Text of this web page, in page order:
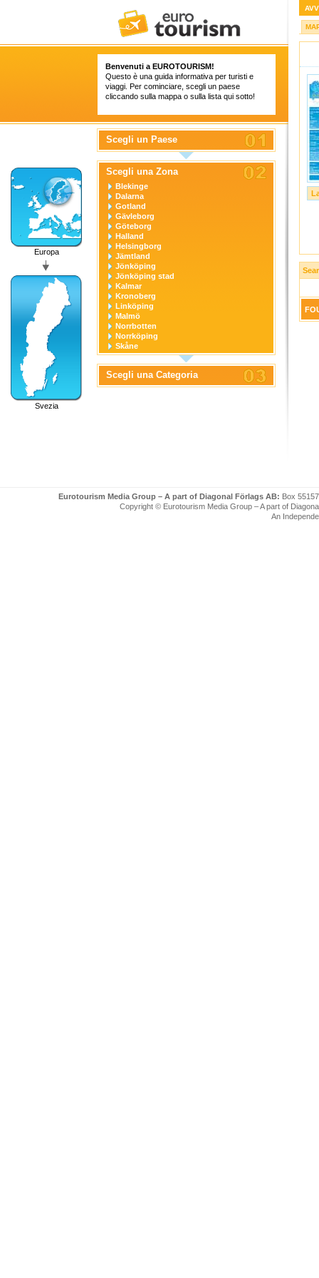
Benvenuti a EUROTOURISM!
Questo è una guida informativa per turisti e
viaggi. Per cominciare, scegli un paese
cliccando sulla mappa o sulla lista qui sotto!
Europa
Svezia
Scegli un Paese
Scegli una Zona
Blekinge
Dalarna
Gotland
Gävleborg
Göteborg
Halland
Helsingborg
Jämtland
Jönköping
Jönköping stad
Kalmar
Kronoberg
Linköping
Malmö
Norrbotten
Norrköping
Skåne
Stockholm
Stockholm stad
Södermanland
Uppsala
Scegli una Categoria
Eurotourism Media Group – A part of Diagonal Förlags AB: Box
Copyright © Eurotourism Media Group – A part of
An